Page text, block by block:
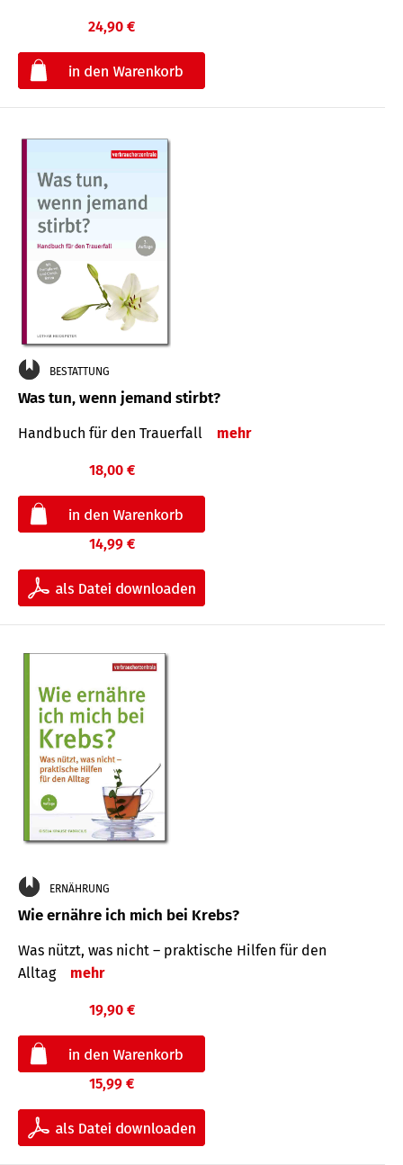
24,90 €
BESTATTUNG
Was tun, wenn jemand stirbt?
Handbuch für den Trauerfall mehr
18,00 €
14,99 €
ERNÄHRUNG
Wie ernähre ich mich bei Krebs?
Was nützt, was nicht – praktische Hilfen für den
Alltag
mehr
19,90 €
15,99 €